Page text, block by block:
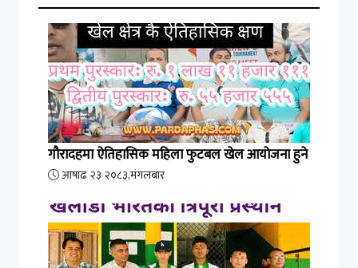
गौरादहमा ऐतिहासिक महिला फुटबल खेल आयोजना हुने
आषाढ २३ २०८३,मंगलबार